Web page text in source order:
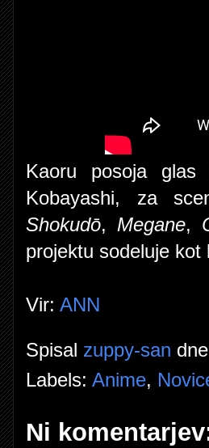
Kaoru posoja
Kobayashi, za
Shokudō, Megane,
projektu sodeluje
Vir: ANN
Spisal zuppy-san dne
Labels: Anime,
Ni